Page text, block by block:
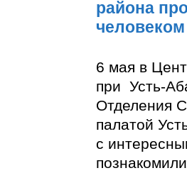
района
человеком
6 мая в
при Усть-
Отделения
палатой
с